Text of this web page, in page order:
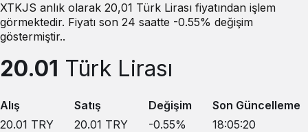
XTKJS anlık olarak 20,01 Türk Lirası fiyatından işlem
görmektedir. Fiyatı son 24 saatte -0.55% değişim
göstermiştir..
20.01 Türk Lirası
Alış
20.01 TRY
Satış
20.01 TRY
Değişim
-0.55%
Son Güncelleme
18:05:20